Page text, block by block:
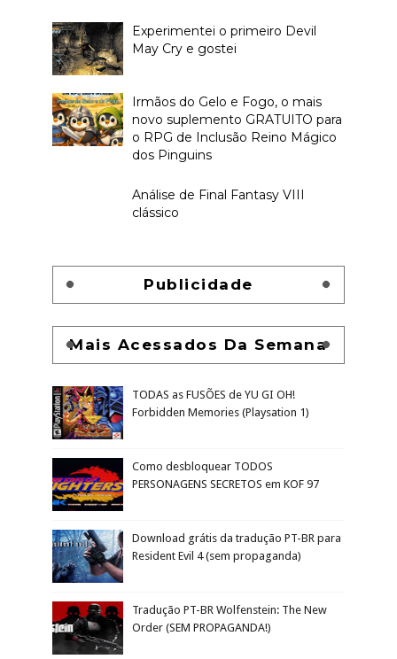
Experimentei o primeiro Devil
May Cry e gostei
Irmãos do Gelo e Fogo, o mais
novo suplemento GRATUITO para
o RPG de Inclusão Reino Mágico
dos Pinguins
Análise de Final Fantasy VIII
clássico
Publicidade
Mais Acessados Da Semana
TODAS as FUSÕES de YU GI OH!
Forbidden Memories (Playsation 1)
Como desbloquear TODOS
PERSONAGENS SECRETOS em KOF 97
Download grátis da tradução PT-BR para
Resident Evil 4 (sem propaganda)
Tradução PT-BR Wolfenstein: The New
Order (SEM PROPAGANDA!)